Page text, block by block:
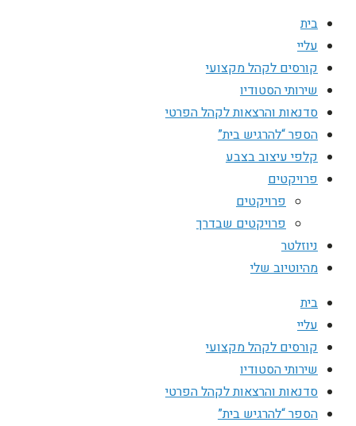
בית
עליי
קורסים לקהל מקצועי
שירותי הסטודיו
סדנאות והרצאות לקהל הפרטי
הספר “להרגיש בית”
קלפי עיצוב בצבע
פרויקטים
פרויקטים
פרויקטים שבדרך
ניוזלטר
מהיוטיוב שלי
בית
עליי
קורסים לקהל מקצועי
שירותי הסטודיו
סדנאות והרצאות לקהל הפרטי
הספר “להרגיש בית”